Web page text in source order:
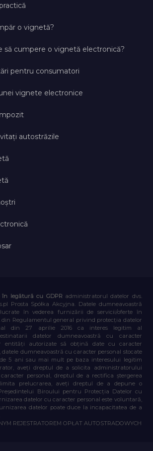
o vignetă?
să cumpere o vignetă electronică?
pentru consumatori
vignete electronice
autostrăzile
legătură cu GDPR administratorul datelor dvs.
Prosta Spółka Akcyjna. Datele dumneavoastră
în vederea furnizării de servicii/oferte în
din Regulamentul general privind protecția datelor
din 27 aprilie 2016 ca interes legitim al
datelor dumneavoastră cu caracter
entități autorizate să obțină date cu caracter
datele dumneavoastră cu caracter personal stocate
5 ani sau mai mult pe baza interesului legitim
aveți dreptul de a solicita administratorului
personal, dreptul de a rectifica ștergerea
prelucrarea, aveți dreptul de a depune o
Biroului pentru Protecția Datelor cu
datelor cu caracter personal este voluntară,
datelor poate duce la incapacitatea de a
REJESTRATOREM OPŁAT AUTOSTRADOWYCH